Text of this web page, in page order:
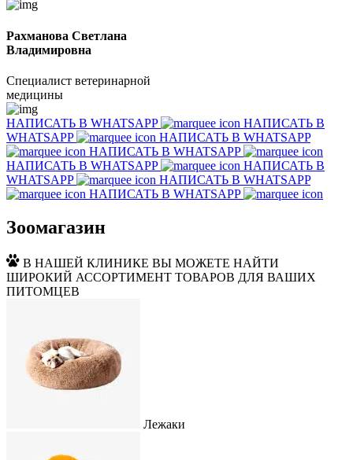
Рахманова Светлана
Владимировна
Специалист ветеринарной
медицины
НАПИСАТЬ В WHATSAPP
НАПИСАТЬ В
WHATSAPP
НАПИСАТЬ В WHATSAPP
НАПИСАТЬ В WHATSAPP
НАПИСАТЬ В WHATSAPP
НАПИСАТЬ В
WHATSAPP
НАПИСАТЬ В WHATSAPP
НАПИСАТЬ В WHATSAPP
Зоомагазин
В НАШЕЙ КЛИНИКЕ ВЫ МОЖЕТЕ НАЙТИ
ШИРОКИЙ АССОРТИМЕНТ ТОВАРОВ ДЛЯ ВАШИХ
ПИТОМЦЕВ
Лежаки